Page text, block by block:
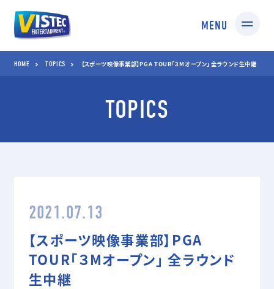
MENU
HOME TOPICS
TV番組/Web配信/DVD
など映像企画・制作
スタジオ部
ドールアップ
05 SHOOTING
HOME TOPICS 【スポーツ映像事業部】PGA TOUR「３Mオープン」 全ラウンド生中継
TOPICS
2021.07.13
【スポーツ映像事業部】PGA
TOUR「３Mオープン」 全ラウンド
生中継